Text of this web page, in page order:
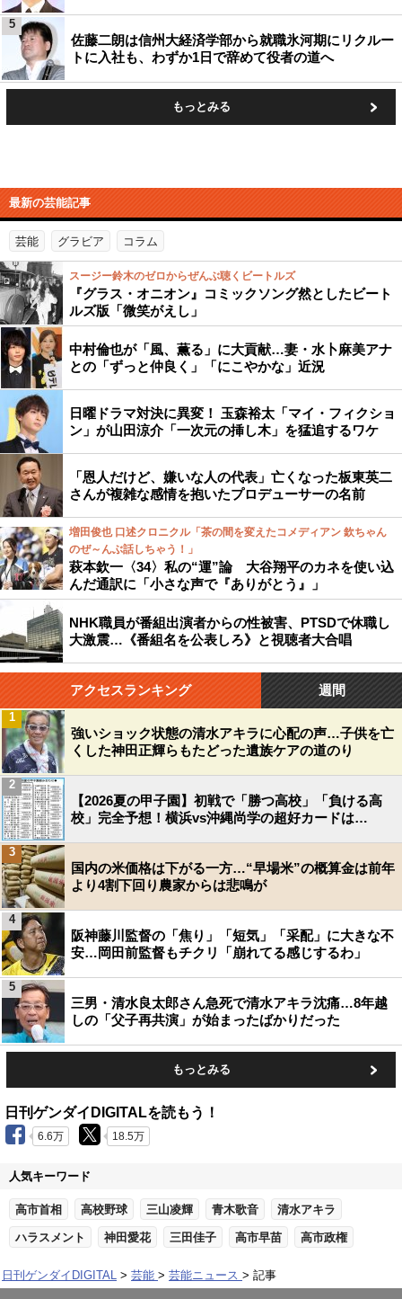
佐藤二朗は信州大経済学部から就職氷河期にリクルー
トに入社も、わずか1日で辞めて役者の道へ
5
もっとみる
最新の芸能記事
芸能 グラビア コラム
スージー鈴木のゼロからぜんぶ聴くビートルズ
『グラス・オニオン』コミックソング然としたビート
ルズ版「微笑がえし」
中村倫也が「風、薫る」に大貢献…妻・水卜麻美アナ
との「ずっと仲良く」「にこやかな」近況
日曜ドラマ対決に異変！ 玉森裕太「マイ・フィクショ
ン」が山田涼介「一次元の挿し木」を猛追するワケ
「恩人だけど、嫌いな人の代表」亡くなった板東英二
さんが複雑な感情を抱いたプロデューサーの名前
増田俊也 口述クロニクル「茶の間を変えたコメディアン 欽ちゃん
のぜ～んぶ話しちゃう！」
萩本欽一〈34〉私の“運”論 大谷翔平のカネを使い込
んだ通訳に「小さな声で『ありがとう』」
NHK職員が番組出演者からの性被害、PTSDで休職し
大激震…《番組名を公表しろ》と視聴者大合唱
アクセスランキング 週間
強いショック状態の清水アキラに心配の声…子供を亡
くした神田正輝らもたどった遺族ケアの道のり
1
【2026夏の甲子園】初戦で「勝つ高校」「負ける高
校」完全予想！横浜vs沖縄尚学の超好カードは…
2
国内の米価格は下がる一方…“早場米”の概算金は前年
より4割下回り農家からは悲鳴が
3
阪神藤川監督の「焦り」「短気」「采配」に大きな不
安…岡田前監督もチクリ「崩れてる感じするわ」
4
三男・清水良太郎さん急死で清水アキラ沈痛…8年越
しの「父子再共演」が始まったばかりだった
5
もっとみる
日刊ゲンダイDIGITALを読もう！
6.6万 18.5万
人気キーワード
高市首相 高校野球 三山凌輝 青木歌音 清水アキラ
ハラスメント 神田愛花 三田佳子 高市早苗 高市政権
日刊ゲンダイDIGITAL 芸能 芸能ニュース 記事